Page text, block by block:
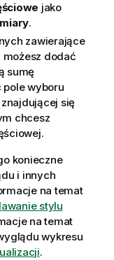
jako
.
zawierające
dodać
sumę
pole wyboru
się
chcesz
konieczne
i innych
na temat
stylu
na temat
wykresu
.